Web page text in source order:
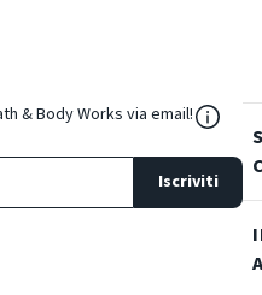
& Body Works via email!
Iscriviti